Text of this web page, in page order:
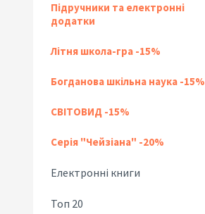
Підручники та електронні
додатки
Літня школа-гра -15%
Богданова шкільна наука -15%
СВІТОВИД -15%
Серія "Чейзіана" -20%
Електронні книги
Топ 20